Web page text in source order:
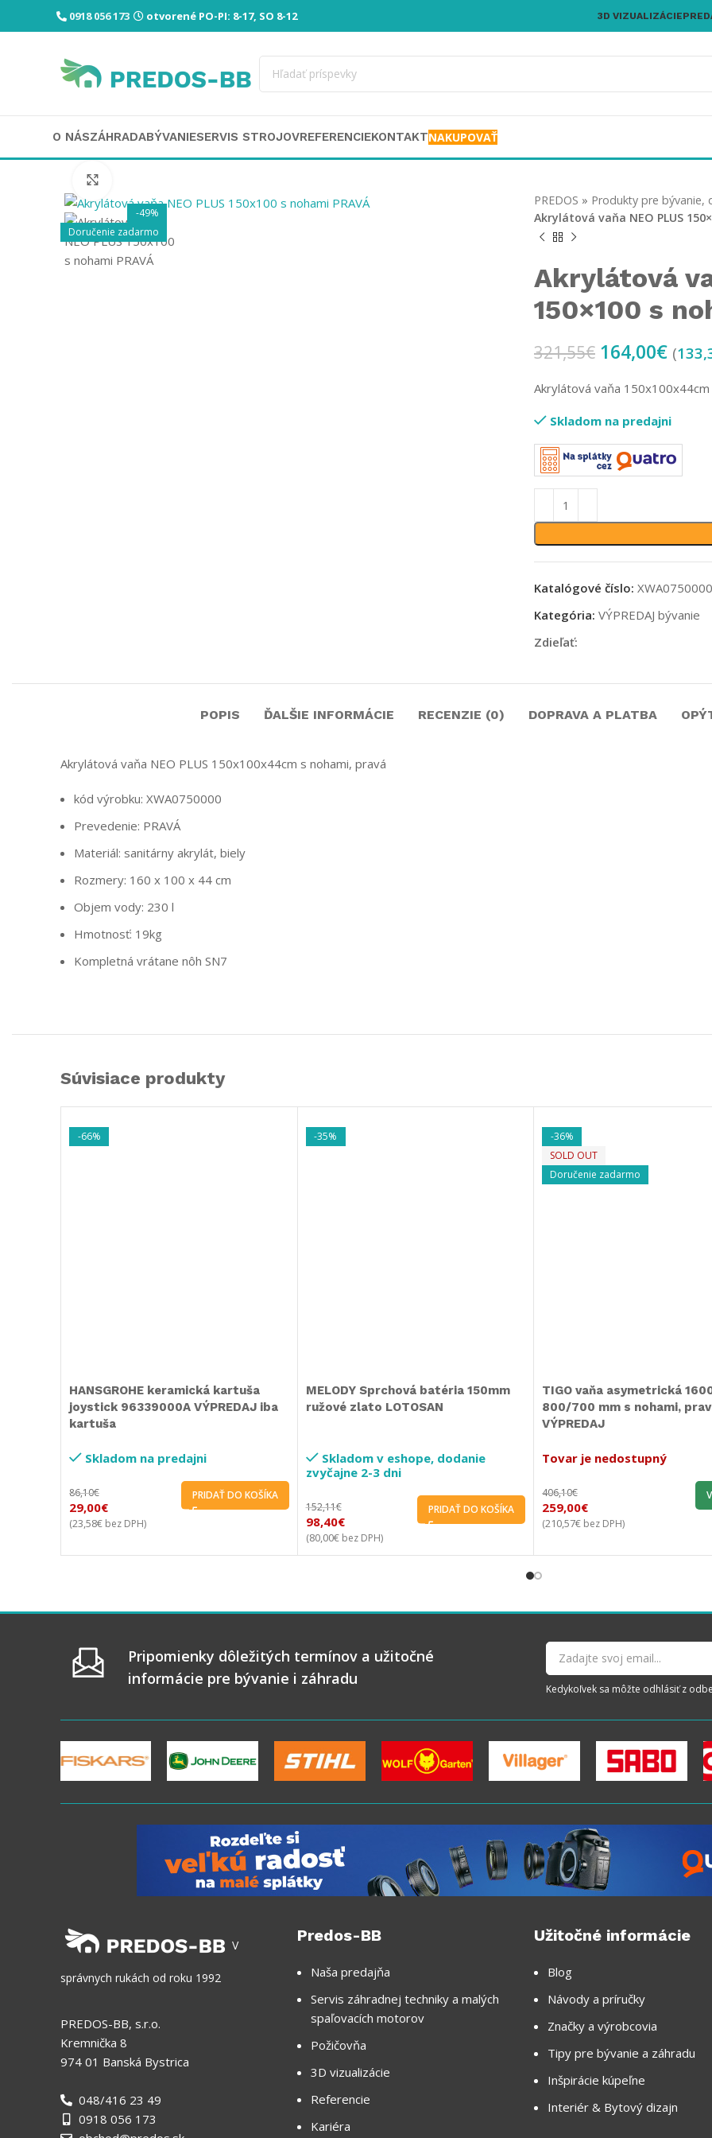
0918 056 173 otvorené PO-PI: 8-17, SO 8-12 3D VIZUALIZÁCIE
O NÁSZÁHRADABÝVANIESERVIS STROJOVREFERENCIEKONTAKTNAKUPOVAŤ
-49%
Doručenie zadarmo
PREDOS » Produkty pre bývanie,
Akrylátová vaňa NEO PLUS
Akrylátová
150×100 s
321,55€ 164,00€ (
Akrylátová vaňa 150x100x44cm
Skladom na predajni
Katalógové číslo: XWA0750000
Kategória: VÝPREDAJ bývanie
Zdieľať:
POPIS ĎALŠIE INFORMÁCIE RECENZIE (0) DOPRAVA A PLATBA
Akrylátová vaňa NEO PLUS 150x100x44cm s nohami, pravá
kód výrobku: XWA0750000
Prevedenie: PRAVÁ
Materiál: sanitárny akrylát, biely
Rozmery: 160 x 100 x 44 cm
Objem vody: 230 l
Hmotnosť: 19kg
Kompletná vrátane nôh SN7
Súvisiace produkty
-66%
HANSGROHE keramická kartuša
joystick 96339000A VÝPREDAJ iba
kartuša
Skladom na predajni
86,10€
29,00€
(23,58€ bez DPH)
PRIDAŤ DO KOŠÍKA
-35%
MELODY Sprchová batéria 150mm
ružové zlato LOTOSAN
Skladom v eshope, dodanie
zvyčajne 2-3 dni
152,11€
98,40€
(80,00€bez DPH)
PRIDAŤ DO KOŠÍKA
-36%
SOLD OUT
Doručenie zadarmo
TIGO vaňa asymetrická
800/700 mm s nohami,
VÝPREDAJ
Tovar je nedostupný
406,10€
259,00€
(210,57€ bez DPH)
Pripomienky dôležitých termínov a užitočné
informácie pre bývanie i záhradu
Kedykoľvek sa môžte odhlásiť z
V
správnych rukách od roku 1992
PREDOS-BB, s.r.o.
Kremnička 8
974 01 Banská Bystrica
048/416 23 49
0918 056 173
Predos-BB
Naša predajňa
Servis záhradnej techniky a malých
spaľovacích motorov
Požičovňa
3D vizualizácie
Referencie
Kariéra
Užitočné informácie
Blog
Návody a príručky
Značky a výrobcovia
Tipy pre bývanie a záhradu
Inšpirácie kúpeľne
Interiér & Bytový dizajn